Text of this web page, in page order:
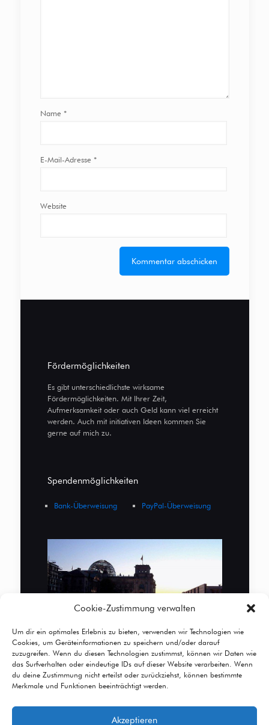
Cookie-Zustimmung verwalten
Um dir ein optimales Erlebnis zu bieten, verwenden wir Technologien wie
Cookies, um Geräteinformationen zu speichern und/oder darauf
zuzugreifen. Wenn du diesen Technologien zustimmst, können wir Daten wie
das Surfverhalten oder eindeutige IDs auf dieser Website verarbeiten. Wenn
du deine Zustimmung nicht erteilst oder zurückziehst, können bestimmte
Merkmale und Funktionen beeinträchtigt werden.
Akzeptieren
Name *
E-Mail-Adresse *
Website
Fördermöglichkeiten
Es gibt unterschiedlichste wirksame
Fördermöglichkeiten. Mit Ihrer Zeit,
Aufmerksamkeit oder auch Geld kann viel erreicht
werden. Auch mit initiativen Ideen kommen Sie
gerne auf mich zu.
Spendenmöglichkeiten
Bank-Überweisung PayPal-Überweisung